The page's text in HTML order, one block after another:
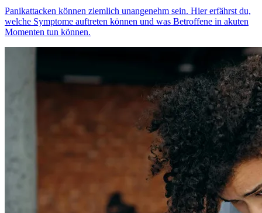
Panikattacken können ziemlich unangenehm sein. Hier erfährst du,
welche Symptome auftreten können und was Betroffene in akuten
Momenten tun können.